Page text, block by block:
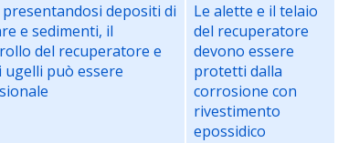
depositi di
e sedimenti, il
del recuperatore e
ugelli può essere
Le alette e il telaio
del recuperatore
devono essere
protetti dalla
corrosione con
rivestimento
epossidico